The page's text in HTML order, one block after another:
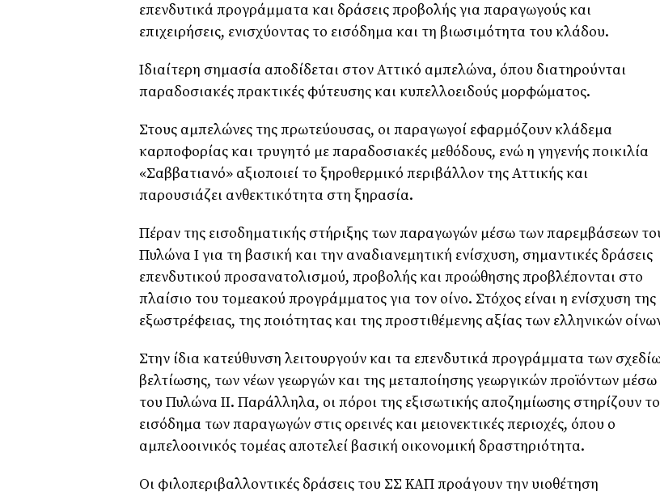
επενδυτικά προγράμματα και δράσεις προβολής για παραγωγούς και
επιχειρήσεις, ενισχύοντας το εισόδημα και τη βιωσιμότητα του κλάδου.
Ιδιαίτερη σημασία αποδίδεται στον Αττικό αμπελώνα, όπου διατηρούνται
παραδοσιακές πρακτικές φύτευσης και κυπελλοειδούς μορφώματος.
Στους αμπελώνες της πρωτεύουσας, οι παραγωγοί εφαρμόζουν κλάδεμα
καρποφορίας και τρυγητό με παραδοσιακές μεθόδους, ενώ η γηγενής ποικιλία
«Σαββατιανό» αξιοποιεί το ξηροθερμικό περιβάλλον της Αττικής και
παρουσιάζει ανθεκτικότητα στη ξηρασία.
Πέραν της εισοδηματικής στήριξης των παραγωγών μέσω των παρεμβάσεων
Πυλώνα Ι για τη βασική και την αναδιανεμητική ενίσχυση, σημαντικές δράσεις
επενδυτικού προσανατολισμού, προβολής και προώθησης προβλέπονται στο
πλαίσιο του τομεακού προγράμματος για τον οίνο. Στόχος είναι η ενίσχυση της
εξωστρέφειας, της ποιότητας και της προστιθέμενης αξίας των ελληνικών
Στην ίδια κατεύθυνση λειτουργούν και τα επενδυτικά προγράμματα των
βελτίωσης, των νέων γεωργών και της μεταποίησης γεωργικών προϊόντων μέσω
του Πυλώνα ΙΙ. Παράλληλα, οι πόροι της εξισωτικής αποζημίωσης στηρίζουν το
εισόδημα των παραγωγών στις ορεινές και μειονεκτικές περιοχές, όπου ο
αμπελοοινικός τομέας αποτελεί βασική οικονομική δραστηριότητα.
Οι φιλοπεριβαλλοντικές δράσεις του ΣΣ ΚΑΠ προάγουν την υιοθέτηση